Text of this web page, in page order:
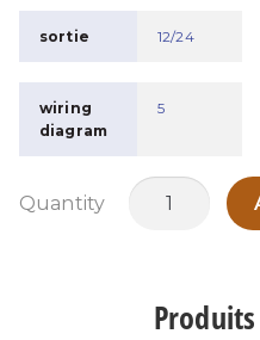
sortie 12/24
wiring
diagram
5
Quantity
quantité